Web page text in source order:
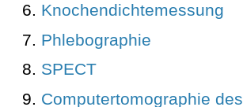
Knochendichtemessung
Phlebographie
SPECT
Computertomographie des